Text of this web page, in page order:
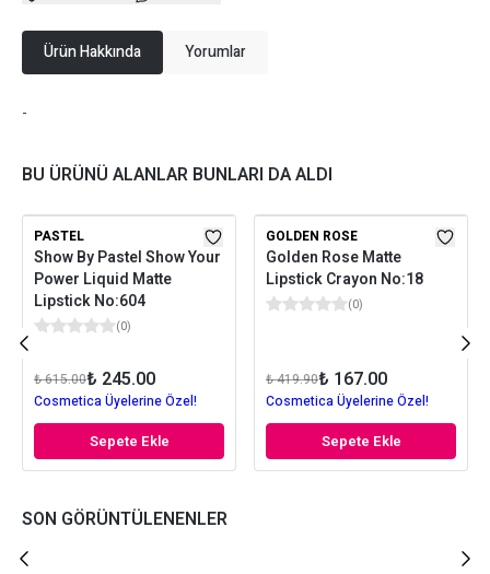
Ürün Hakkında Yorumlar
-
BU ÜRÜNÜ ALANLAR BUNLARI DA ALDI
PASTEL
Show By Pastel Show Your
Power Liquid Matte
Lipstick No:604
(0)
₺ 615.00₺ 245.00
Cosmetica Üyelerine Özel!
Sepete Ekle
GOLDEN ROSE
Golden Rose Matte
Lipstick Crayon No:18
(0)
₺ 419.90₺ 167.00
Cosmetica Üyelerine Özel!
Sepete Ekle
SON GÖRÜNTÜLENENLER